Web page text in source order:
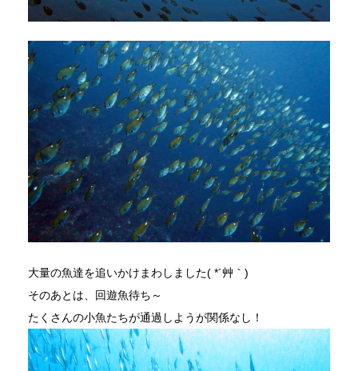
大量の魚達を追いかけまわしました( *´艸｀)
そのあとは、回遊魚待ち～
たくさんの小魚たちが通過しようが関係なし！